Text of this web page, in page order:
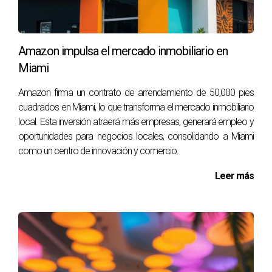
atractivo el proyecto de la AFA en Miami.
“El futuro pertenece a quienes creen en la
belleza de sus sueños.” - Eleanor Roosevelt
PREGUNTAS FRECUENTES
¿Cuál es la fecha de apertura del nuevo
predio de la AFA en Miami?
como objetivo abrir sus puertas a mediados de 2024.
operativas para ese tiempo, ofreciendo una variedad
de actividades relacionadas con el fútbol.
¿Cómo afectará la AFA la economía local?
Amazon impulsa el mercado inmobiliario en
Miami
Amazon firma un contrato de arrendamiento de 50,000 pies
cuadrados en Miami, lo que transforma el mercado inmobiliario
local. Esta inversión atraerá más empresas, generará empleo y
oportunidades para negocios locales, consolidando a Miami
como un centro de innovación y comercio.
Leer más